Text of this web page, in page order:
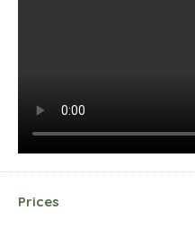
Prices